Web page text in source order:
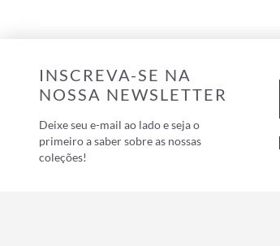
INSCREVA-SE NA
NOSSA NEWSLETTER
Deixe seu e-mail ao lado e seja o
primeiro a saber sobre as nossas
coleções!